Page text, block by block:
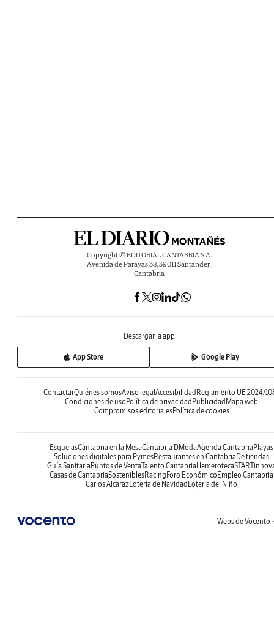
Copyright © EDITORIAL CANTABRIA S.A.
Avenida de Parayas 38, 39011 Santander ,
Cantabria
Descargar la app
App Store Google Play
ContactarQuiénes somosAviso legalAccesibilidadReglamento UE 2024/
Condiciones de usoPolítica de privacidadPublicidadMapa web
Compromisos editorialesPolítica de cookies
EsquelasCantabria en la MesaCantabria DModaAgenda CantabriaPlayas
Soluciones digitales para PymesRestaurantes en CantabriaDe tiendas
Guía SanitariaPuntos de VentaTalento CantabriaHemeroteca
Casas de CantabriaSosteniblesRacingForo EconómicoEmpleo Cantabria
Carlos AlcarazLotería de NavidadLotería del Niño
Webs de Vocento